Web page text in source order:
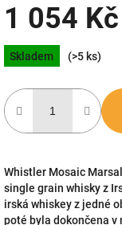
1 054 Kč
Měrná
cena:
Skladem (>5 ks)
Whistler Mosaic
single grain whisky z
irská whiskey z jedné
poté byla dokončena v